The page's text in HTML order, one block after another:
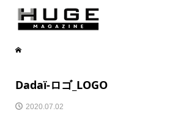
Dadaï-ロゴ_LOGO
2020.07.02